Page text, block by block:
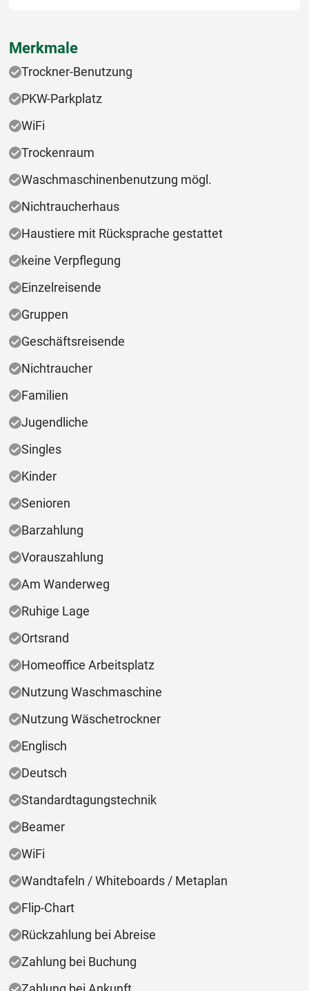
Merkmale
Trockner-Benutzung
PKW-Parkplatz
WiFi
Trockenraum
Waschmaschinenbenutzung mögl.
Nichtraucherhaus
Haustiere mit Rücksprache gestattet
keine Verpflegung
Einzelreisende
Gruppen
Geschäftsreisende
Nichtraucher
Familien
Jugendliche
Singles
Kinder
Senioren
Barzahlung
Vorauszahlung
Am Wanderweg
Ruhige Lage
Ortsrand
Homeoffice Arbeitsplatz
Nutzung Waschmaschine
Nutzung Wäschetrockner
Englisch
Deutsch
Standardtagungstechnik
Beamer
WiFi
Wandtafeln / Whiteboards / Metaplan
Flip-Chart
Rückzahlung bei Abreise
Zahlung bei Buchung